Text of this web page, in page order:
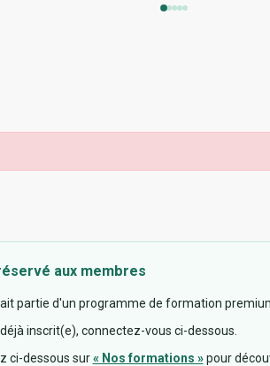
aux membres
partie d'un programme de formation
inscrit(e), connectez-vous ci-dessous.
ci-dessous sur« Nos formations »pour